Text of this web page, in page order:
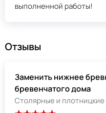
выполненной работы!
Отзывы
Заменить нижнее
бревенчатого дома
Столярные и